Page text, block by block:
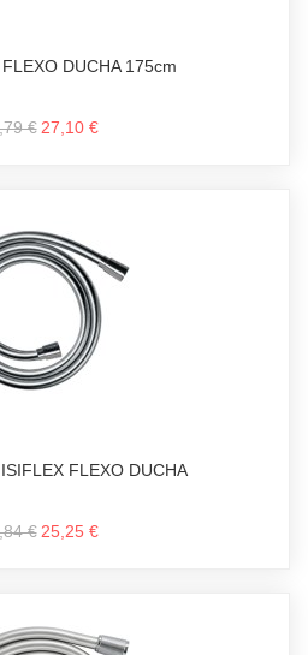
DUCHA 175cm
€ 27,10 €
FLEXO DUCHA
€ 25,25 €